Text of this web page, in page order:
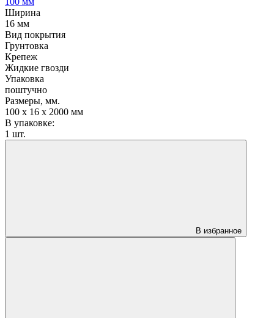
Ширина
16 мм
Вид покрытия
Грунтовка
Крепеж
Жидкие гвозди
Упаковка
поштучно
Размеры, мм.
100 х 16 х 2000 мм
В упаковке:
1 шт.
В избранное